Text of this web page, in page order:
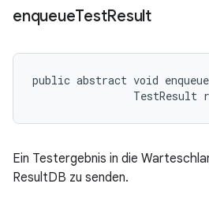
enqueueTestResult
public abstract void
TestResult
Ein Testergebnis in die
ResultDB zu senden.